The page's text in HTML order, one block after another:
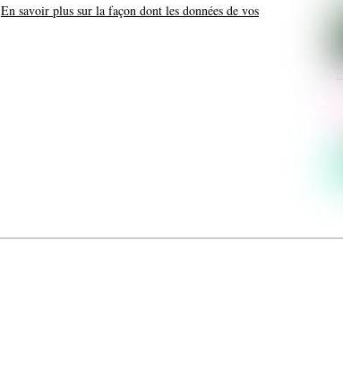
En savoir plus sur la façon dont les données de vos